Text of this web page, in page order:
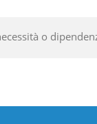
o